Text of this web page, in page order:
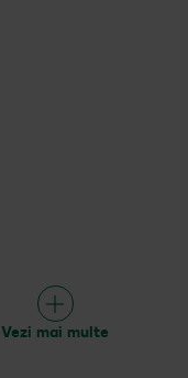
Vezi mai multe